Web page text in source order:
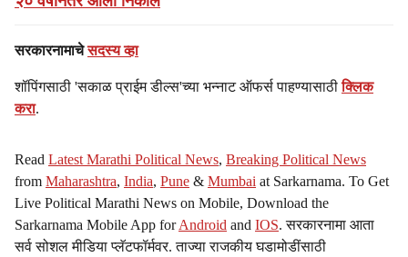
सरकारनामाचेसदस्य व्हा
शॉपिंगसाठी 'सकाळ प्राईम डील्स'च्या भन्नाट ऑफर्स पाहण्यासाठीक्लिक
करा.
Read Latest Marathi Political News, Breaking Political News
from Maharashtra, India, Pune & Mumbai at Sarkarnama. To Get
Live Political Marathi News on Mobile, Download the
Sarkarnama Mobile App forAndroid and IOS. सरकारनामा आता
सर्व सोशल मीडिया प्लॅटफॉर्मवर. ताज्या राजकीय घडामोडींसाठी